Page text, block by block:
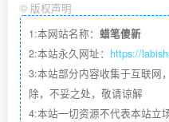
© 版权声明
1:本网站名称： 蜡笔傻新
2:本站永久网址： https://
3:本站部分内容收集于互联网
除，不妥之处，敬请谅解
4:本站一切资源不代表本站立